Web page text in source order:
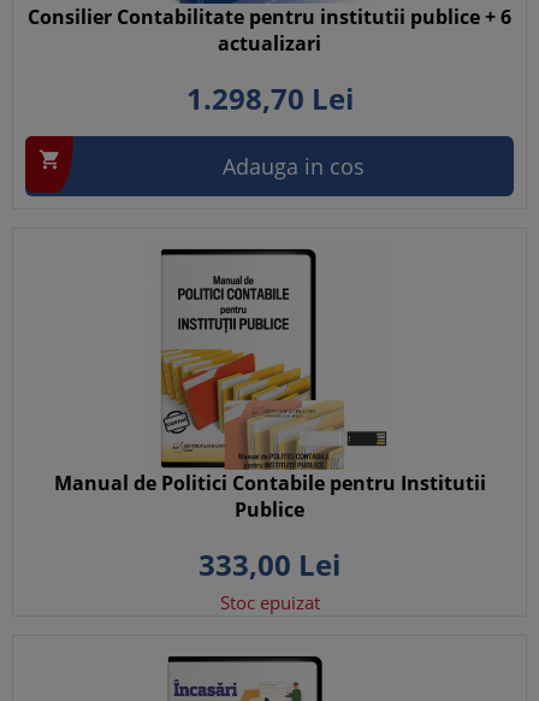
Consilier Contabilitate pentru institutii publice + 6
actualizari
1.298,70 Lei
 Adauga in cos
Manual de Politici Contabile pentru Institutii
Publice
333,00 Lei
Stoc epuizat